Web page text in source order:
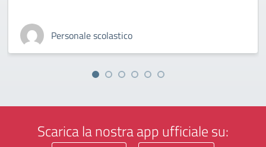
Personale scolastico
Scarica la nostra app ufficiale su: